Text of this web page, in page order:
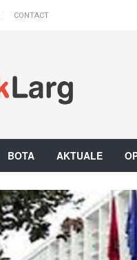
CONTACT
BOTA AKTUALE